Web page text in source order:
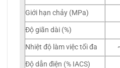
Giới hạn chảy (MPa)
Độ giãn dài (%)
Nhiệt độ làm việc tối đa
Độ dẫn điện (% IACS)